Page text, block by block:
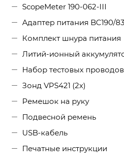
ScopeMeter 190-062-III
Адаптер питания BC190/
Комплект шнура питания
Литий-ионный
Набор тестовых проводов
Зонд VPS421 (2x)
Ремешок на руку
Подвесной ремень
USB-кабель
Печатные инструкции